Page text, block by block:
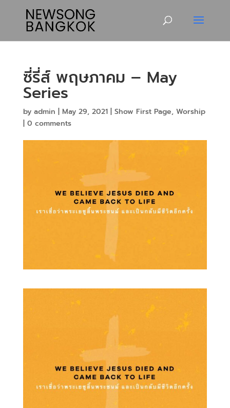
ซี่รี่ส์ พฤษภาคม – May
Series
by admin May 29, 2021| Show First Page, Worship
0 comments